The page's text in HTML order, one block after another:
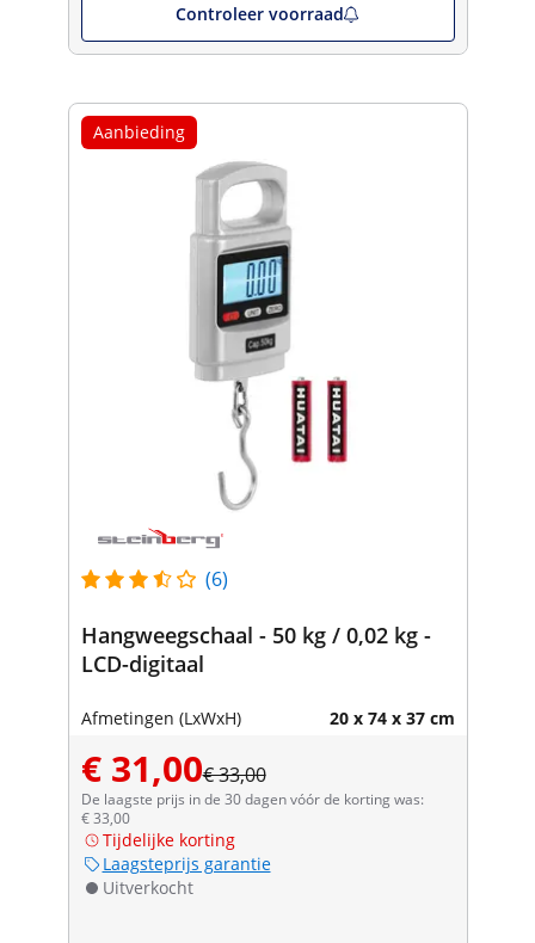
Controleer voorraad
Aanbieding
(6)
Hangweegschaal - 50 kg / 0,02 kg -
LCD-digitaal
Afmetingen (LxWxH) 20 x 74 x 37 cm
€ 31,00€ 33,00
De laagste prijs in de 30 dagen vóór de korting was:
€ 33,00
Tijdelijke korting
Laagsteprijs garantie
Uitverkocht